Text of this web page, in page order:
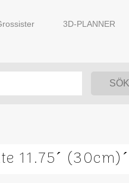
3D-PLANNER
11.75´ (30cm)´